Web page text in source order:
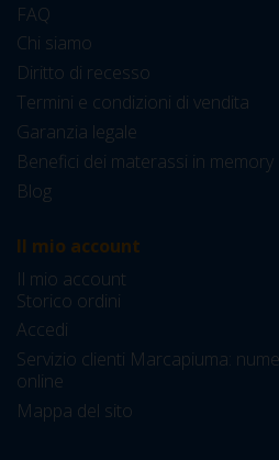
FAQ
Chi siamo
Diritto di recesso
Termini e condizioni di vendita
Garanzia legale
Benefici dei materassi in memory
Blog
Il mio account
Il mio account
Storico ordini
Accedi
Servizio clienti Marcapiuma:
online
Mappa del sito